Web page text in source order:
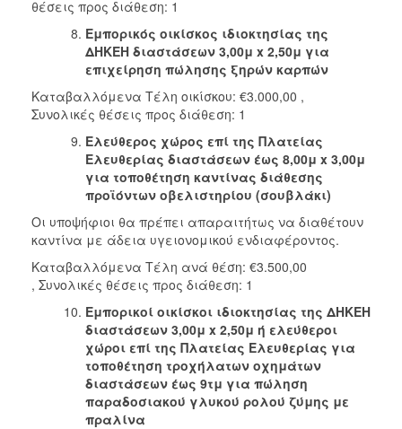
θέσεις προς διάθεση: 1
Εμπορικός οικίσκος ιδιοκτησίας της
ΔΗΚΕΗ διαστάσεων 3,00μ x 2,50μ για
επιχείρηση πώλησης ξηρών καρπών
Καταβαλλόμενα Τέλη οικίσκου: €3.000,00 ,
Συνολικές θέσεις προς διάθεση: 1
Ελεύθερος χώρος επί της Πλατείας
Ελευθερίας διαστάσεων έως 8,00μ x 3,00μ
για τοποθέτηση καντίνας διάθεσης
προϊόντων οβελιστηρίου (σουβλάκι)
Οι υποψήφιοι θα πρέπει απαραιτήτως να διαθέτουν
καντίνα με άδεια υγειονομικού ενδιαφέροντος.
Καταβαλλόμενα Τέλη ανά θέση: €3.500,00
, Συνολικές θέσεις προς διάθεση: 1
Εμπορικοί οικίσκοι ιδιοκτησίας της ΔΗΚΕΗ
διαστάσεων 3,00μ x 2,50μ ή ελεύθεροι
χώροι επί της Πλατείας Ελευθερίας για
τοποθέτηση τροχήλατων οχημάτων
διαστάσεων έως 9τμ για πώληση
παραδοσιακού γλυκού ρολού ζύμης με
πραλίνα